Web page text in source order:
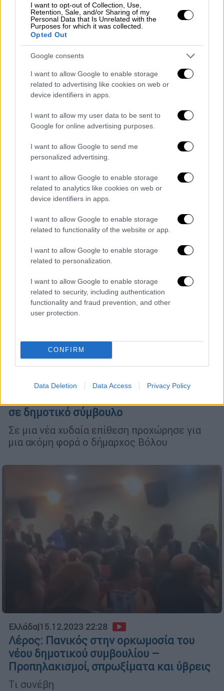
I want to opt-out of Collection, Use,
Retention, Sale, and/or Sharing of my
Personal Data that Is Unrelated with the
Purposes for which it was collected.
Opted Out
Google consents
I want to allow Google to enable storage
related to advertising like cookies on web or
device identifiers in apps.
I want to allow my user data to be sent to
Google for online advertising purposes.
I want to allow Google to send me
personalized advertising.
I want to allow Google to enable storage
related to analytics like cookies on web or
device identifiers in apps.
I want to allow Google to enable storage
related to functionality of the website or app.
I want to allow Google to enable storage
related to personalization.
I want to allow Google to enable storage
related to security, including authentication
functionality and fraud prevention, and other
user protection.
CONFIRM
Data Deletion Data Access Privacy Policy
Κόσμος|07.09.2024 18:00
«Επιχείρηση Γλάστρα»: Δεν είναι φάρσα,
αλλά το σχέδιο του Άμστερνταμ για την
αντιμετώπιση της «ζούγκλας»
Σύμφωνα με τα όσα έχουν γίνει γνωστά, η
δημαρχία θεωρεί πως, η υπερβολική
τοποθέτηση γλαστρών με φυτά στους
δρόμους, απειλεί την προσβασιμότητα στην
ολλανδική πρωτεύουσα
Νέες απειλές Μπέου: «Θα φας σίγουρα
σε δημοτικό σύμβουλο
Σε μια νέα χυδαία επίθεση προχώρησε για
μια ακόμη φορά ο δήμαρχος Βόλου
Ελλάδα|15.12.2023 22:28
Λέρος: Πανικός στην ορκωμοσία του
νέου δημοτικού συμβουλίου –
Προπηλακισμοί, σπρωξίματα και ύβρεις
Τι συνέβη